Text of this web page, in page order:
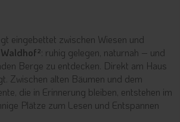
eingebettet zwischen Wiesen und
: ruhig gelegen, naturnah – und
Berge zu entdecken. Direkt am Haus
Zwischen alten Bäumen und dem
die in Erinnerung bleiben, entstehen im
Plätze zum Lesen und Entspannen